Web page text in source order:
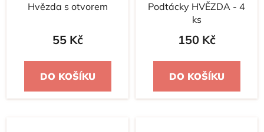
Hvězda s otvorem
55 Kč
DO KOŠÍKU
Podtácky HVĚZDA - 4
ks
150 Kč
DO KOŠÍKU